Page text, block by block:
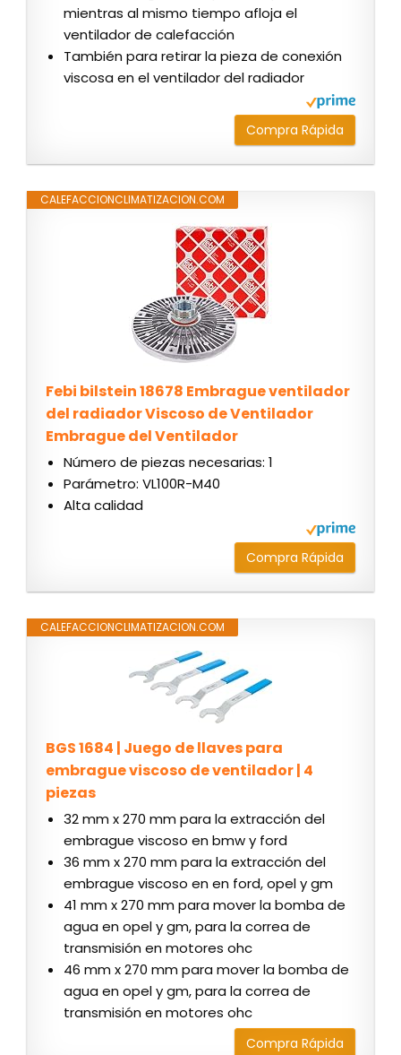
mientras al mismo tiempo afloja el
ventilador de calefacción
También para retirar la pieza de conexión
viscosa en el ventilador del radiador
Compra Rápida
CALEFACCIONCLIMATIZACION.COM
Febi bilstein 18678 Embrague ventilador
del radiador Viscoso de Ventilador
Embrague del Ventilador
Número de piezas necesarias: 1
Parámetro: VL100R-M40
Alta calidad
Compra Rápida
CALEFACCIONCLIMATIZACION.COM
BGS 1684 | Juego de llaves para
embrague viscoso de ventilador | 4
piezas
32 mm x 270 mm para la extracción del
embrague viscoso en bmw y ford
36 mm x 270 mm para la extracción del
embrague viscoso en en ford, opel y gm
41 mm x 270 mm para mover la bomba de
agua en opel y gm, para la correa de
transmisión en motores ohc
46 mm x 270 mm para mover la bomba de
agua en opel y gm, para la correa de
transmisión en motores ohc
Compra Rápida